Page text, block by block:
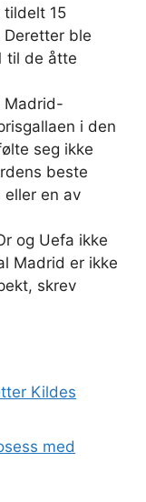
tildelt 15
Deretter ble
til de åtte
Madrid-
i den
seg ikke
beste
en av
og Uefa ikke
Madrid er ikke
skrev
Kildes
med